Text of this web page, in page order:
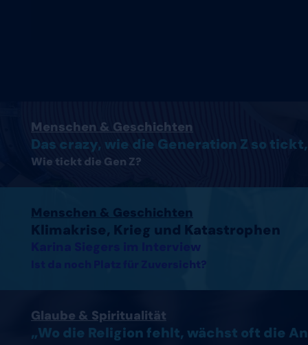
Menschen & Geschichten
Das crazy, wie die Generation Z so
Wie tickt die Gen Z?
Menschen & Geschichten
Klimakrise, Krieg und Katastrophen
Karina Siegers im Interview
Ist da noch Platz für Zuversicht?
Glaube & Spiritualität
„Wo die Religion fehlt, wächst oft die